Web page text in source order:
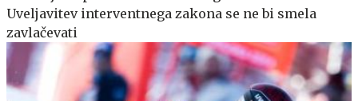
Uveljavitev interventnega zakona se ne bi smela
zavlačevati